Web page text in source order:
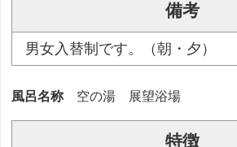
備考
男女入替制です。（朝・夕）
風呂名称 空の湯 展望浴場
特徴